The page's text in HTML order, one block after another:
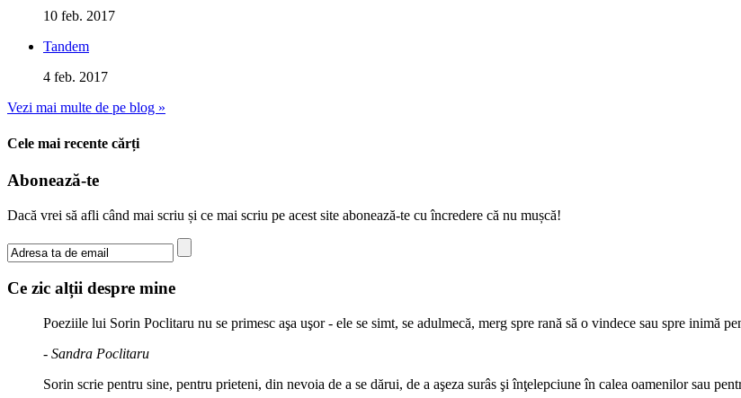
10 feb. 2017
Tandem
4 feb. 2017
Vezi mai multe de pe blog »
Cele mai recente cărți
Abonează-te
Dacă vrei să afli când mai scriu și ce mai scriu pe acest site abonează-te cu încredere că nu mușcă!
Ce zic alții despre mine
Poeziile lui Sorin Poclitaru nu se primesc aşa uşor - ele se simt, se adulmecă, merg spre rană să o vindece sau spre inimă
- Sandra Poclitaru
Sorin scrie pentru sine, pentru prieteni, din nevoia de a se dărui, de a aşeza surâs şi înţelepciune în calea oamenilor sau